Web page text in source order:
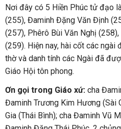
Nơi đây có 5 Hiền Phúc tử đạo
(255), Đaminh Đặng Văn Định
(257), Phêrô Bùi Văn Nghị
(259). Hiện nay, hài cốt các
thờ và danh tính các Ngài đã
Giáo Hội tôn phong.
Ơn gọi trong Giáo xứ: cha
Đaminh Trương Kim Hương (Sài
Gia (Thái Bình); cha Đaminh Vũ